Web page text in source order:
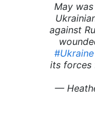
May
against
#Ukraine
its forces
—